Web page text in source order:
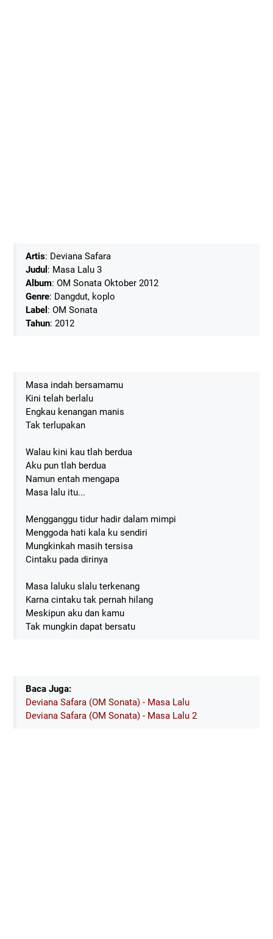
Artis: Deviana Safara
Judul : Masa Lalu 3
Album: OM Sonata Oktober 2012
Genre: Dangdut, koplo
Label : OM Sonata
Tahun: 2012
Masa indah bersamamu
Kini telah berlalu
Engkau kenangan manis
Tak terlupakan
Walau kini kau tlah berdua
Aku pun tlah berdua
Namun entah mengapa
Masa lalu itu...
Mengganggu tidur hadir dalam mimpi
Menggoda hati kala ku sendiri
Mungkinkah masih tersisa
Cintaku pada dirinya
Masa laluku slalu terkenang
Karna cintaku tak pernah hilang
Meskipun aku dan kamu
Tak mungkin dapat bersatu
Baca Juga:
Deviana Safara (OM Sonata) - Masa Lalu
Deviana Safara (OM Sonata) - Masa Lalu 2